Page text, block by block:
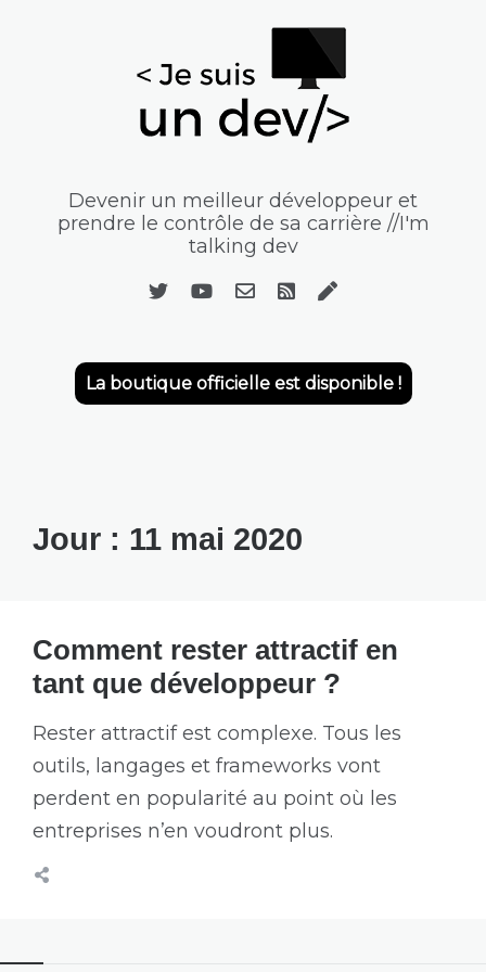
Devenir un meilleur développeur et
prendre le contrôle de sa carrière //I'm
talking dev
La boutique officielle est disponible !
Jour : 11 mai 2020
Comment rester attractif en
tant que développeur ?
Rester attractif est complexe. Tous les
outils, langages et frameworks vont
perdent en popularité au point où les
entreprises n’en voudront plus.